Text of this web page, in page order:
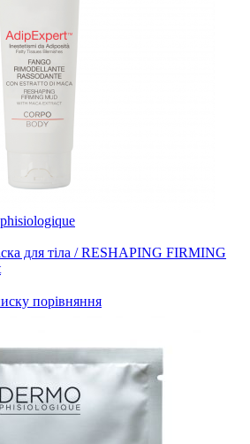
для тіла / RESHAPING FIRMING
порівняння